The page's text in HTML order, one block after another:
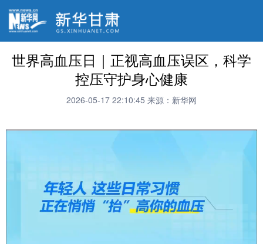
世界高血压日｜正视高血压误区，科学
控压守护身心健康
2026-05-17 22:10:45 来源：新华网